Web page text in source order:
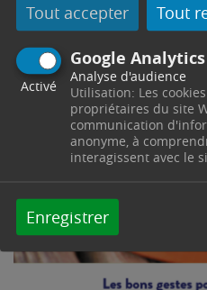
Tout accepter Tout
Google Analytics
Activé
Analyse d'audience
Utilisation: Les
propriétaires du site
communication
anonyme, à
interagissent avec le
Enregistrer